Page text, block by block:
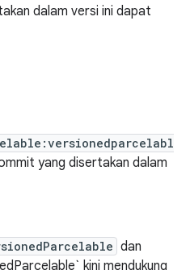
dalam versi ini dapat
yang disertakan dalam
dan
kini mendukung